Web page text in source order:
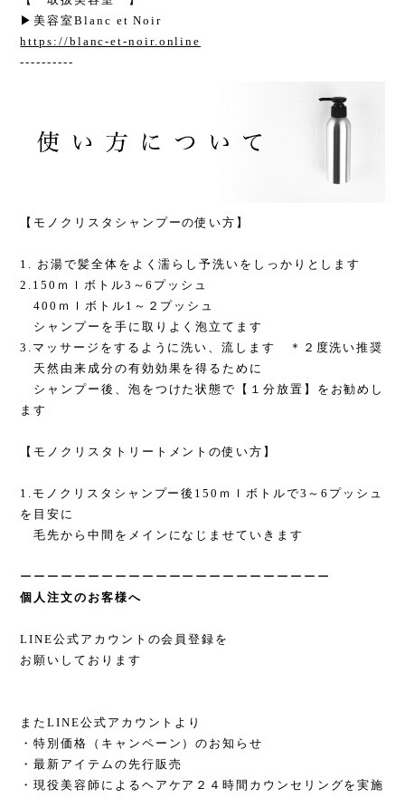
▶︎美容室Blanc et Noir
https://blanc-et-noir.online
----------
【モノクリスタシャンプーの使い方】
1. お湯で髪全体をよく濡らし予洗いをしっかりとします
2.150ｍｌボトル3～6プッシュ
400ｍｌボトル1～２プッシュ
シャンプーを手に取りよく泡立てます
3.マッサージをするように洗い、流します ＊２度洗い推奨
天然由来成分の有効効果を得るために
シャンプー後、泡をつけた状態で【１分放置】をお勧めし
ます
【モノクリスタトリートメントの使い方】
1.モノクリスタシャンプー後150ｍｌボトルで3～6プッシュ
を目安に
毛先から中間をメインになじませていきます
ーーーーーーーーーーーーーーーーーーーーーーー
個人注文のお客様へ
LINE公式アカウントの会員登録を
お願いしております
またLINE公式アカウントより
・特別価格（キャンペーン）のお知らせ
・最新アイテムの先行販売
・現役美容師によるヘアケア２４時間カウンセリングを実施